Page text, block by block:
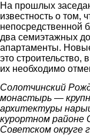
На прошлых
известность о том,
непосредственной
два семиэтажных
апартаменты.
это строительство,
их необходимо
Солотчинский
монастырь —
архитектуры
курортном районе
Советском округе